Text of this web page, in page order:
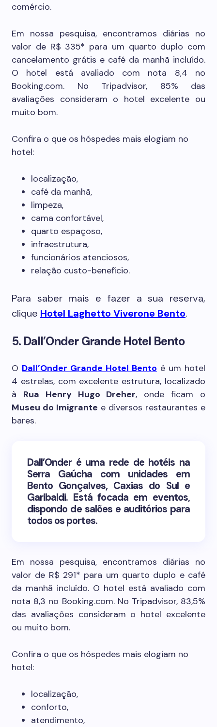
comércio.
Em nossa pesquisa, encontramos diárias no
valor de R$ 335* para um quarto duplo com
cancelamento grátis e café da manhã incluído.
O hotel está avaliado com nota 8,4 no
Booking.com. No Tripadvisor, 85% das
avaliações consideram o hotel excelente ou
muito bom.
Confira o que os hóspedes mais elogiam no
hotel:
localização,
café da manhã,
limpeza,
cama confortável,
quarto espaçoso,
infraestrutura,
funcionários atenciosos,
relação custo-benefício.
Para saber mais e fazer a sua reserva,
clique Hotel Laghetto Viverone Bento.
5. Dall’Onder Grande Hotel Bento
O Dall’Onder Grande Hotel Bento é um hotel
4 estrelas, com excelente estrutura, localizado
à Rua Henry Hugo Dreher, onde ficam o
Museu do Imigrante e diversos restaurantes e
bares.
Dall’Onder é uma rede de hotéis na
Serra Gaúcha com unidades em
Bento Gonçalves, Caxias do Sul e
Garibaldi. Está focada em eventos,
dispondo de salões e auditórios para
todos os portes.
Em nossa pesquisa, encontramos diárias no
valor de R$ 291* para um quarto duplo e café
da manhã incluído. O hotel está avaliado com
nota 8,3 no Booking.com. No Tripadvisor, 83,5%
das avaliações consideram o hotel excelente
ou muito bom.
Confira o que os hóspedes mais elogiam no
hotel:
localização,
conforto,
atendimento,